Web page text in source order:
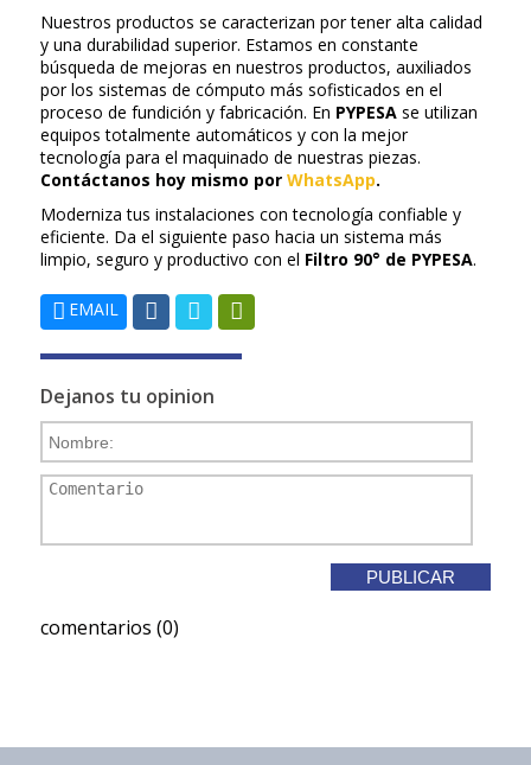
Nuestros productos se caracterizan por tener alta calidad
y una durabilidad superior. Estamos en constante
búsqueda de mejoras en nuestros productos, auxiliados
por los sistemas de cómputo más sofisticados en el
proceso de fundición y fabricación. En PYPESA se utilizan
equipos totalmente automáticos y con la mejor
tecnología para el maquinado de nuestras piezas.
Contáctanos hoy mismo por WhatsApp.
Moderniza tus instalaciones con tecnología confiable y
eficiente. Da el siguiente paso hacia un sistema más
limpio, seguro y productivo con el Filtro 90° de PYPESA.
EMAIL
Dejanos tu opinion
comentarios (0)